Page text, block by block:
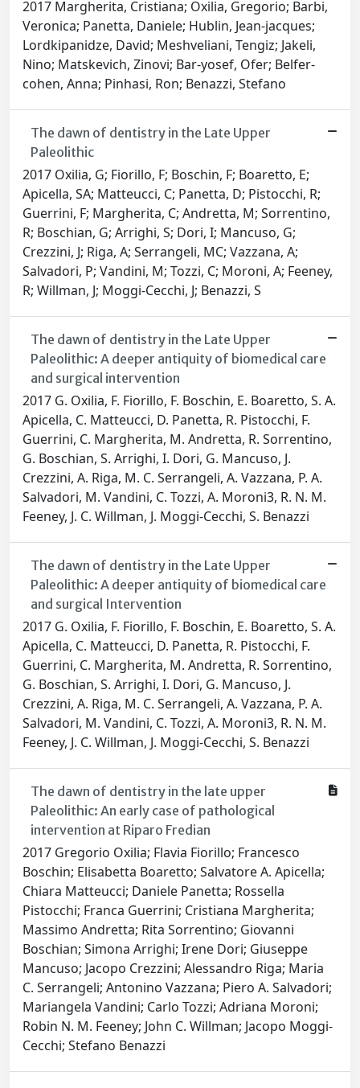
2017 Margherita, Cristiana; Oxilia, Gregorio; Barbi,
Veronica; Panetta, Daniele; Hublin, Jean-jacques;
Lordkipanidze, David; Meshveliani, Tengiz; Jakeli,
Nino; Matskevich, Zinovi; Bar-yosef, Ofer; Belfer-
cohen, Anna; Pinhasi, Ron; Benazzi, Stefano
The dawn of dentistry in the Late Upper
Paleolithic
2017 Oxilia, G; Fiorillo, F; Boschin, F; Boaretto, E;
Apicella, SA; Matteucci, C; Panetta, D; Pistocchi, R;
Guerrini, F; Margherita, C; Andretta, M; Sorrentino,
R; Boschian, G; Arrighi, S; Dori, I; Mancuso, G;
Crezzini, J; Riga, A; Serrangeli, MC; Vazzana, A;
Salvadori, P; Vandini, M; Tozzi, C; Moroni, A; Feeney,
R; Willman, J; Moggi-Cecchi, J; Benazzi, S
The dawn of dentistry in the Late Upper
Paleolithic: A deeper antiquity of biomedical care
and surgical intervention
2017 G. Oxilia, F. Fiorillo, F. Boschin, E. Boaretto, S. A.
Apicella, C. Matteucci, D. Panetta, R. Pistocchi, F.
Guerrini, C. Margherita, M. Andretta, R. Sorrentino,
G. Boschian, S. Arrighi, I. Dori, G. Mancuso, J.
Crezzini, A. Riga, M. C. Serrangeli, A. Vazzana, P. A.
Salvadori, M. Vandini, C. Tozzi, A. Moroni3, R. N. M.
Feeney, J. C. Willman, J. Moggi-Cecchi, S. Benazzi
The dawn of dentistry in the Late Upper
Paleolithic: A deeper antiquity of biomedical care
and surgical Intervention
2017 G. Oxilia, F. Fiorillo, F. Boschin, E. Boaretto, S. A.
Apicella, C. Matteucci, D. Panetta, R. Pistocchi, F.
Guerrini, C. Margherita, M. Andretta, R. Sorrentino,
G. Boschian, S. Arrighi, I. Dori, G. Mancuso, J.
Crezzini, A. Riga, M. C. Serrangeli, A. Vazzana, P. A.
Salvadori, M. Vandini, C. Tozzi, A. Moroni3, R. N. M.
Feeney, J. C. Willman, J. Moggi-Cecchi, S. Benazzi
The dawn of dentistry in the late upper
Paleolithic: An early case of pathological
intervention at Riparo Fredian
2017 Gregorio Oxilia; Flavia Fiorillo; Francesco
Boschin; Elisabetta Boaretto; Salvatore A. Apicella;
Chiara Matteucci; Daniele Panetta; Rossella
Pistocchi; Franca Guerrini; Cristiana Margherita;
Massimo Andretta; Rita Sorrentino; Giovanni
Boschian; Simona Arrighi; Irene Dori; Giuseppe
Mancuso; Jacopo Crezzini; Alessandro Riga; Maria
C. Serrangeli; Antonino Vazzana; Piero A. Salvadori;
Mariangela Vandini; Carlo Tozzi; Adriana Moroni;
Robin N. M. Feeney; John C. Willman; Jacopo Moggi-
Cecchi; Stefano Benazzi